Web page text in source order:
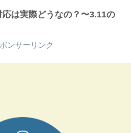
は実際どうなの？〜3.11の
ンサーリンク